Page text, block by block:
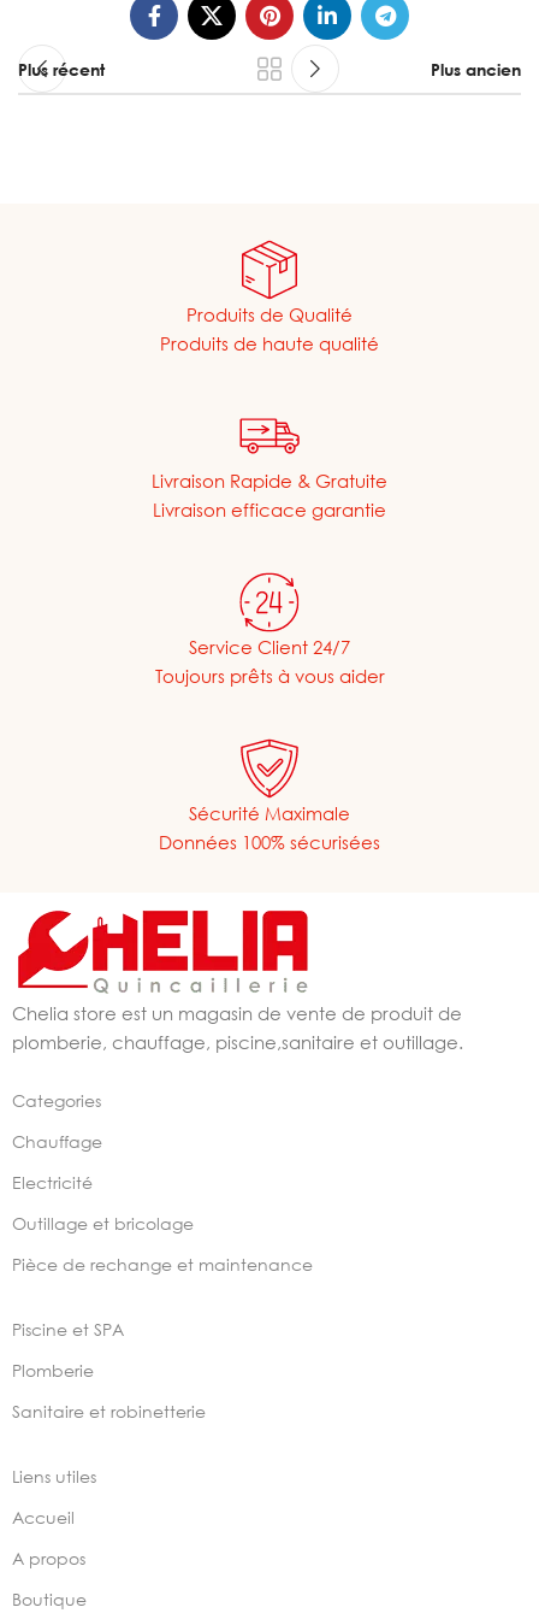
Plus récent Plus ancien
Produits de Qualité
Produits de haute qualité
Livraison Rapide & Gratuite
Livraison efficace garantie
Service Client 24/7
Toujours prêts à vous aider
Sécurité Maximale
Données 100% sécurisées
Chelia store est un magasin de vente de produit de
plomberie, chauffage, piscine,sanitaire et outillage.
Categories
Chauffage
Electricité
Outillage et bricolage
Pièce de rechange et maintenance
Piscine et SPA
Plomberie
Sanitaire et robinetterie
Liens utiles
Accueil
A propos
Boutique